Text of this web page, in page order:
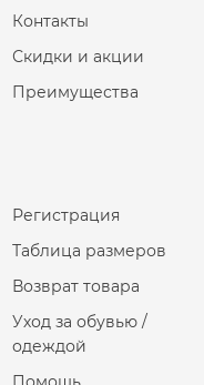
Контакты
Скидки и акции
Преимущества
Регистрация
Таблица размеров
Возврат товара
Уход за обувью /
одеждой